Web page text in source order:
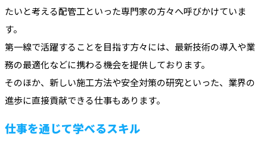
たいと考える配管工といった専門家の方々へ呼びかけていま
す。
第一線で活躍することを目指す方々には、最新技術の導入や業
務の最適化などに携わる機会を提供しております。
そのほか、新しい施工方法や安全対策の研究といった、業界の
進歩に直接貢献できる仕事もあります。
仕事を通じて学べるスキル